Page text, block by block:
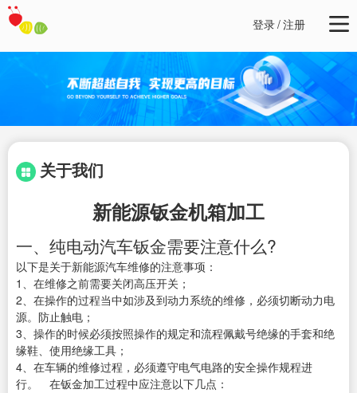
登录/注册
关于我们
新能源钣金机箱加工
一、纯电动汽车钣金需要注意什么?
以下是关于新能源汽车维修的注意事项：
1、在维修之前需要关闭高压开关；
2、在操作的过程当中如涉及到动力系统的维修，必须切断动力电
源。防止触电；
3、操作的时候必须按照操作的规定和流程佩戴号绝缘的手套和绝
缘鞋、使用绝缘工具；
4、在车辆的维修过程，必须遵守电气电路的安全操作规程进
行。 在钣金加工过程中应注意以下几点：